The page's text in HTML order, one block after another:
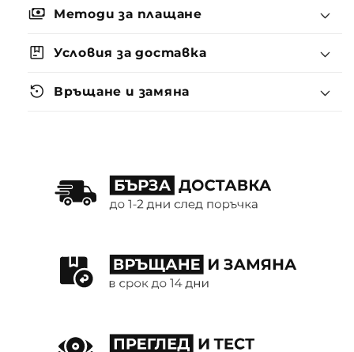
payments Методи за плащане
package Условия за доставка
settings_backup_restore Връщане и замяна